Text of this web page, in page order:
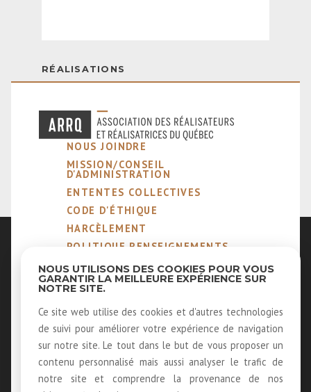
RÉALISATIONS
NOUS JOINDRE
MISSION/CONSEIL
D'ADMINISTRATION
ENTENTES COLLECTIVES
CODE D'ÉTHIQUE
HARCÈLEMENT
POLITIQUE RENSEIGNEMENTS
NOTRE MÉTIER
MEMBRES ÉMÉRITES ET
LOUER NOS SALLES
RECEVOIR NOTRE INFOLETTRE
NOUS UTILISONS DES COOKIES POUR VOUS
GARANTIR LA MEILLEURE EXPÉRIENCE SUR
NOTRE SITE.
Ce site web utilise des cookies et d'autres technologies
de suivi pour améliorer votre expérience de navigation
sur notre site. Le tout dans le but de vous proposer un
contenu personnalisé mais aussi analyser le trafic de
notre site et comprendre la provenance de nos